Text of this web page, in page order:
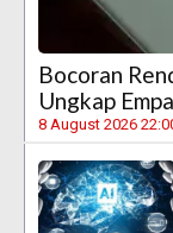
Bocoran
Ungkap
8 August 2026